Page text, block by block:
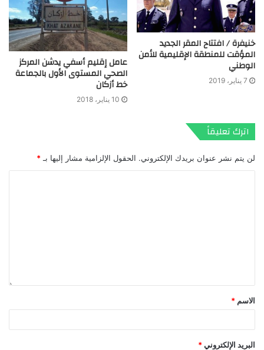
خنيفرة / افتتاح المقر الجديد
المؤقت للمنطقة الإقليمية للأمن
الوطني
7 يناير، 2019
عامل إقليم أسفي يدشن المركز
الصحي المستوى الأول بالجماعة
خط أزكان
10 يناير، 2018
اترك تعليقاً
لن يتم نشر عنوان بريدك الإلكتروني. الحقول الإلزامية مشار إليها بـ *
الاسم *
البريد الإلكتروني *